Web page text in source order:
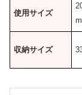
使用サイズ
m
収納サイズ